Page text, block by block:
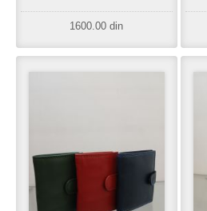
1600.00 din